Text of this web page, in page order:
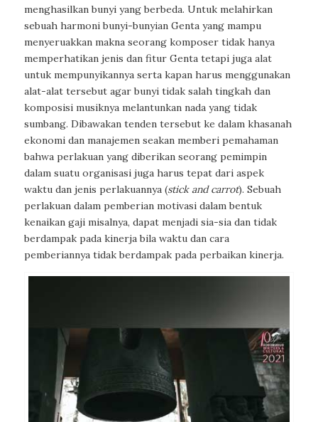
menghasilkan bunyi yang berbeda. Untuk melahirkan
sebuah harmoni bunyi-bunyian Genta yang mampu
menyeruakkan makna seorang komposer tidak hanya
memperhatikan jenis dan fitur Genta tetapi juga alat
untuk mempunyikannya serta kapan harus menggunakan
alat-alat tersebut agar bunyi tidak salah tingkah dan
komposisi musiknya melantunkan nada yang tidak
sumbang. Dibawakan tenden tersebut ke dalam khasanah
ekonomi dan manajemen seakan memberi pemahaman
bahwa perlakuan yang diberikan seorang pemimpin
dalam suatu organisasi juga harus tepat dari aspek
waktu dan jenis perlakuannya (stick and carrot). Sebuah
perlakuan dalam pemberian motivasi dalam bentuk
kenaikan gaji misalnya, dapat menjadi sia-sia dan tidak
berdampak pada kinerja bila waktu dan cara
pemberiannya tidak berdampak pada perbaikan kinerja.